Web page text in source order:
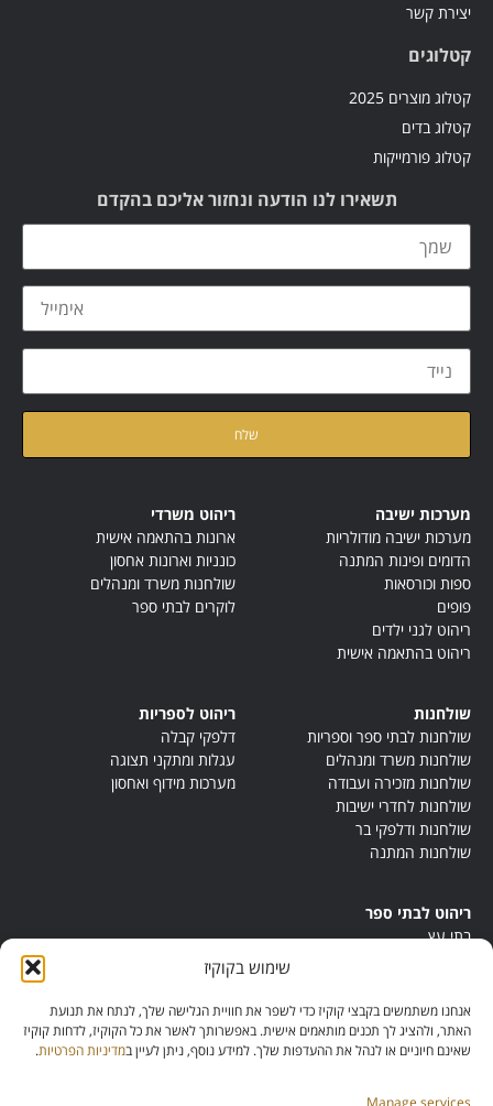
שימוש בקוקיז
אנחנו משתמשים בקבצי קוקיז כדי לשפר את חוויית הגלישה שלך, לנתח את תנועת
האתר, ולהציג לך תכנים מותאמים אישית. באפשרותך לאשר את כל הקוקיז, לדחות קוקיז
שאינם חיוניים או לנהל את ההעדפות שלך. למידע נוסף, ניתן לעיין במדיניות הפרטיות.
Manage services
יצירת קשר
קטלוגים
קטלוג מוצרים 2025
קטלוג בדים
קטלוג פורמייקות
תשאירו לנו הודעה ונחזור אליכם בהקדם
מערכות ישיבה
מערכות ישיבה מודולריות
הדומים ופינות המתנה
ספות וכורסאות
פופים
ריהוט לגני ילדים
ריהוט בהתאמה אישית
ריהוט משרדי
ארונות בהתאמה אישית
כונניות וארונות אחסון
שולחנות משרד ומנהלים
לוקרים לבתי ספר
שולחנות
שולחנות לבתי ספר וספריות
שולחנות משרד ומנהלים
שולחנות מזכירה ועבודה
שולחנות לחדרי ישיבות
שולחנות ודלפקי בר
שולחנות המתנה
ריהוט לספריות
דלפקי קבלה
עגלות ומתקני תצוגה
מערכות מידוף ואחסון
ריהוט לבתי ספר
בתי עץ
ריהוט מונטסורי
ריהוט אנתרופוסופי